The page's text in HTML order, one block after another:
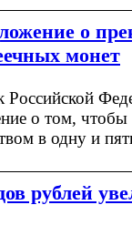
о
монет
Российской
о том, чтобы
в одну и
рублей